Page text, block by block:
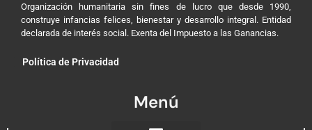
Organización humanitaria sin fines de lucro que desde 1990,
construye infancias felices, bienestar y desarrollo integral. Entidad
declarada de interés social. Exenta del Impuesto a las Ganancias.
Política de Privacidad
Menú